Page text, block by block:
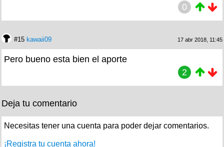
0
#15 kawaii09 17 abr 2018, 11:45
Pero bueno esta bien el aporte
2
Deja tu comentario
Necesitas tener una cuenta para poder dejar comentarios.
¡Registra tu cuenta ahora!